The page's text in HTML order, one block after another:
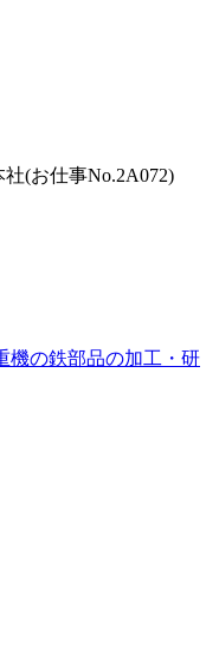
(お仕事No.2A072)
機の鉄部品の加工・研